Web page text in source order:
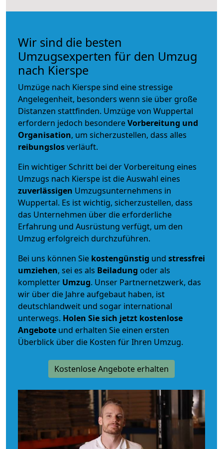
Wir sind die besten
Umzugsexperten für den Umzug
nach Kierspe
Umzüge nach Kierspe sind eine stressige
Angelegenheit, besonders wenn sie über große
Distanzen stattfinden. Umzüge von Wuppertal
erfordern jedoch besondereVorbereitung und
Organisation, um sicherzustellen, dass alles
reibungslosverläuft.
Ein wichtiger Schritt bei der Vorbereitung eines
Umzugs nach Kierspe ist die Auswahl eines
zuverlässigen Umzugsunternehmens in
Wuppertal. Es ist wichtig, sicherzustellen, dass
das Unternehmen über die erforderliche
Erfahrung und Ausrüstung verfügt, um den
Umzug erfolgreich durchzuführen.
Bei uns können Sie kostengünstig und stressfrei
umziehen, sei es als Beiladung oder als
kompletter Umzug. Unser Partnernetzwerk, das
wir über die Jahre aufgebaut haben, ist
deutschlandweit und sogar international
unterwegs. Holen Sie sich jetzt kostenlose
Angebote und erhalten Sie einen ersten
Überblick über die Kosten für Ihren Umzug.
Kostenlose Angebote erhalten